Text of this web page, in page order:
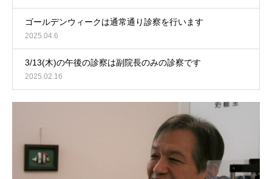
ゴールデンウィークは通常通り診察を行います
2025.04.6
3/13(木)の午後の診察は副院長のみの診察です
2025.02.16